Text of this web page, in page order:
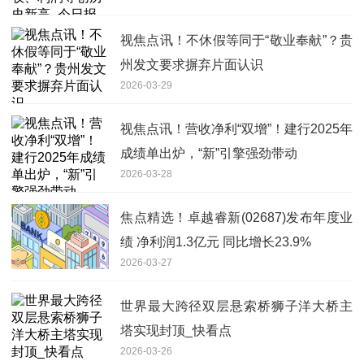
视焦点讯！不休假等同于“敬业奉献”？贵
州发文要求摒弃片面认识
2026-03-29
视焦点讯！营收净利“双增”！建行2025年
成绩单出炉，“新”引擎强劲带动
2026-03-28
焦点精选！卓越睿新(02687)发布年度业
绩 净利润1.3亿元 同比增长23.9%
2026-03-27
世界最大跨径双层悬索桥狮子洋大桥主
塔实现封顶_快看点
2026-03-26